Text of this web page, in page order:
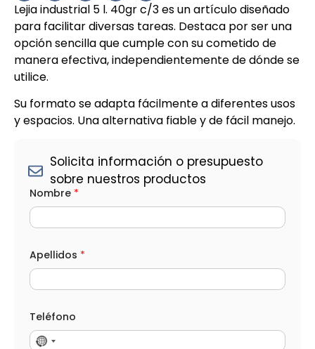
Lejia industrial 5 l. 40gr c/3 es un artículo diseñado
para facilitar diversas tareas. Destaca por ser una
opción sencilla que cumple con su cometido de
manera efectiva, independientemente de dónde se
utilice.
Su formato se adapta fácilmente a diferentes usos
y espacios. Una alternativa fiable y de fácil manejo.
Solicita información o presupuesto
sobre nuestros productos
Nombre *
Apellidos *
Teléfono